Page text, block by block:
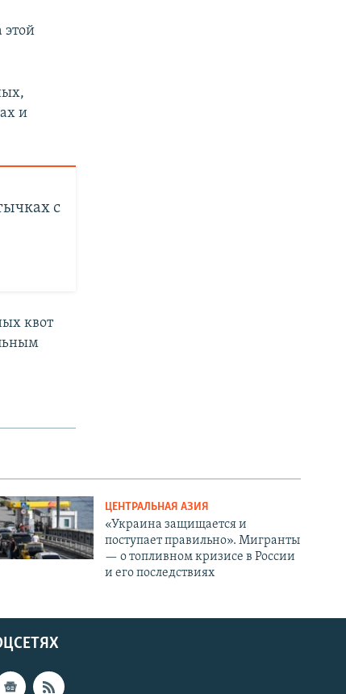
этой
и
с
квот
ЦЕНТРАЛЬНАЯ АЗИЯ
«Украина защищается и
поступает правильно». Мигранты
— о топливном кризисе в России
и его последствиях